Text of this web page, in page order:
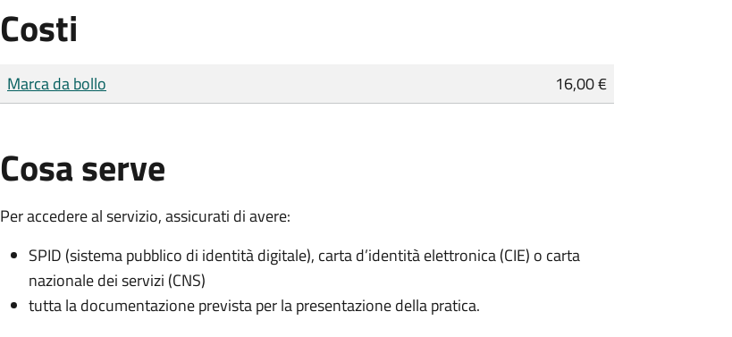
Costi
Tipo di pagamento
Importo
Marca da bollo 16,00 €
Cosa serve
Per accedere al servizio, assicurati di avere:
SPID (sistema pubblico di identità digitale), carta d’identità elettronica (CIE) o carta
nazionale dei servizi (CNS)
tutta la documentazione prevista per la presentazione della pratica.